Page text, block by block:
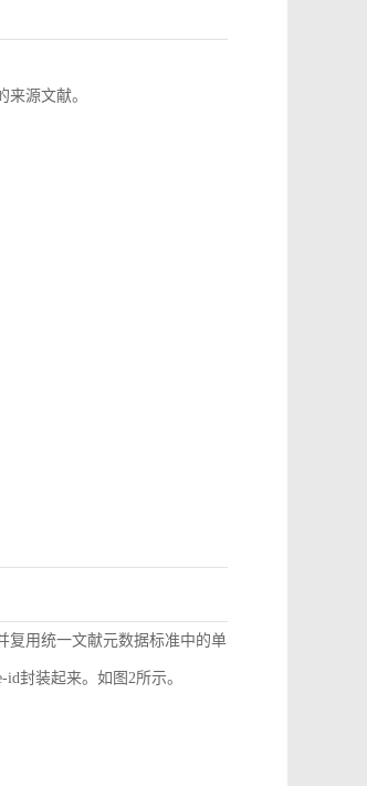
源文献。
复用统一文献元数据标准中的单
封装起来。如图2所示。